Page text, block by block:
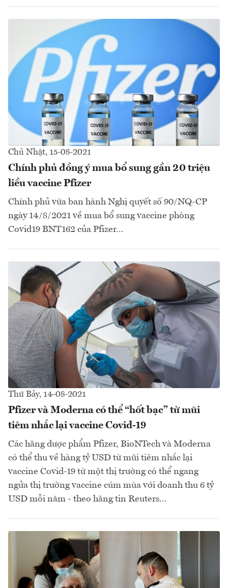
Chủ Nhật, 15-08-2021
Chính phủ đồng ý mua bổ sung gần 20 triệu
liều vaccine Pfizer
Chính phủ vừa ban hành Nghị quyết số 90/NQ-CP
ngày 14/8/2021 về mua bổ sung vaccine phòng
Covid19 BNT162 của Pfizer...
Thứ Bảy, 14-08-2021
Pfizer và Moderna có thể “hốt bạc” từ mũi
tiêm nhắc lại vaccine Covid-19
Các hãng dược phẩm Pfizer, BioNTech và Moderna
có thể thu về hàng tỷ USD từ mũi tiêm nhắc lại
vaccine Covid-19 từ một thị trường có thể ngang
ngửa thị trường vaccine cúm mùa với doanh thu 6 tỷ
USD mỗi năm - theo hãng tin Reuters...